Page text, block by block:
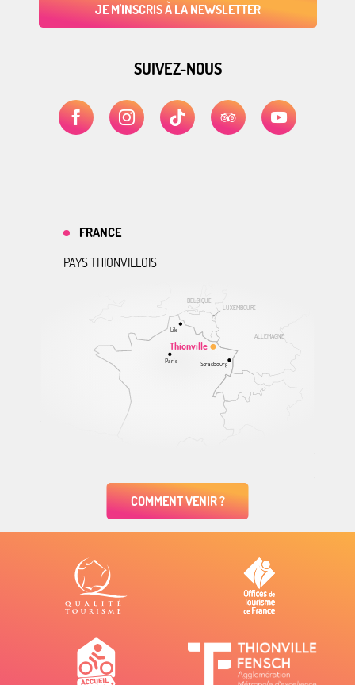
JE M'INSCRIS À LA NEWSLETTER
SUIVEZ-NOUS
ALLEMAGNE
BELGIQUE
LUXEMBOURG
Thionville
Lille
Paris Strasbourg
FRANCE
PAYS THIONVILLOIS
COMMENT VENIR ?